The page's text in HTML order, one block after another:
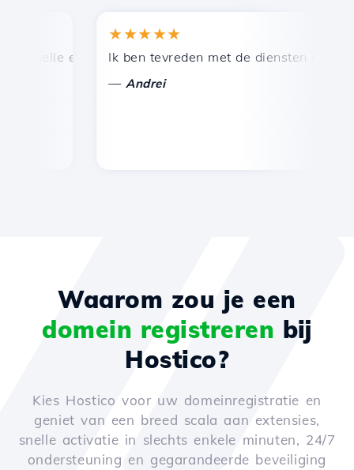
en efficiënte technische ondersteuning.
★★★★★
Ik ben tevreden met de diensten die door
Andrei
Waarom zou je een
domein registreren bij
Hostico?
Kies Hostico voor uw domeinregistratie en
geniet van een breed scala aan extensies,
snelle activatie in slechts enkele minuten, 24/7
ondersteuning en gegarandeerde beveiliging